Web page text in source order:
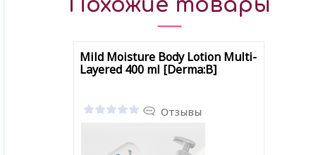
Похожие товары
Mild Moisture Body Lotion Multi-
Layered 400 ml [Derma:B]
Отзывы